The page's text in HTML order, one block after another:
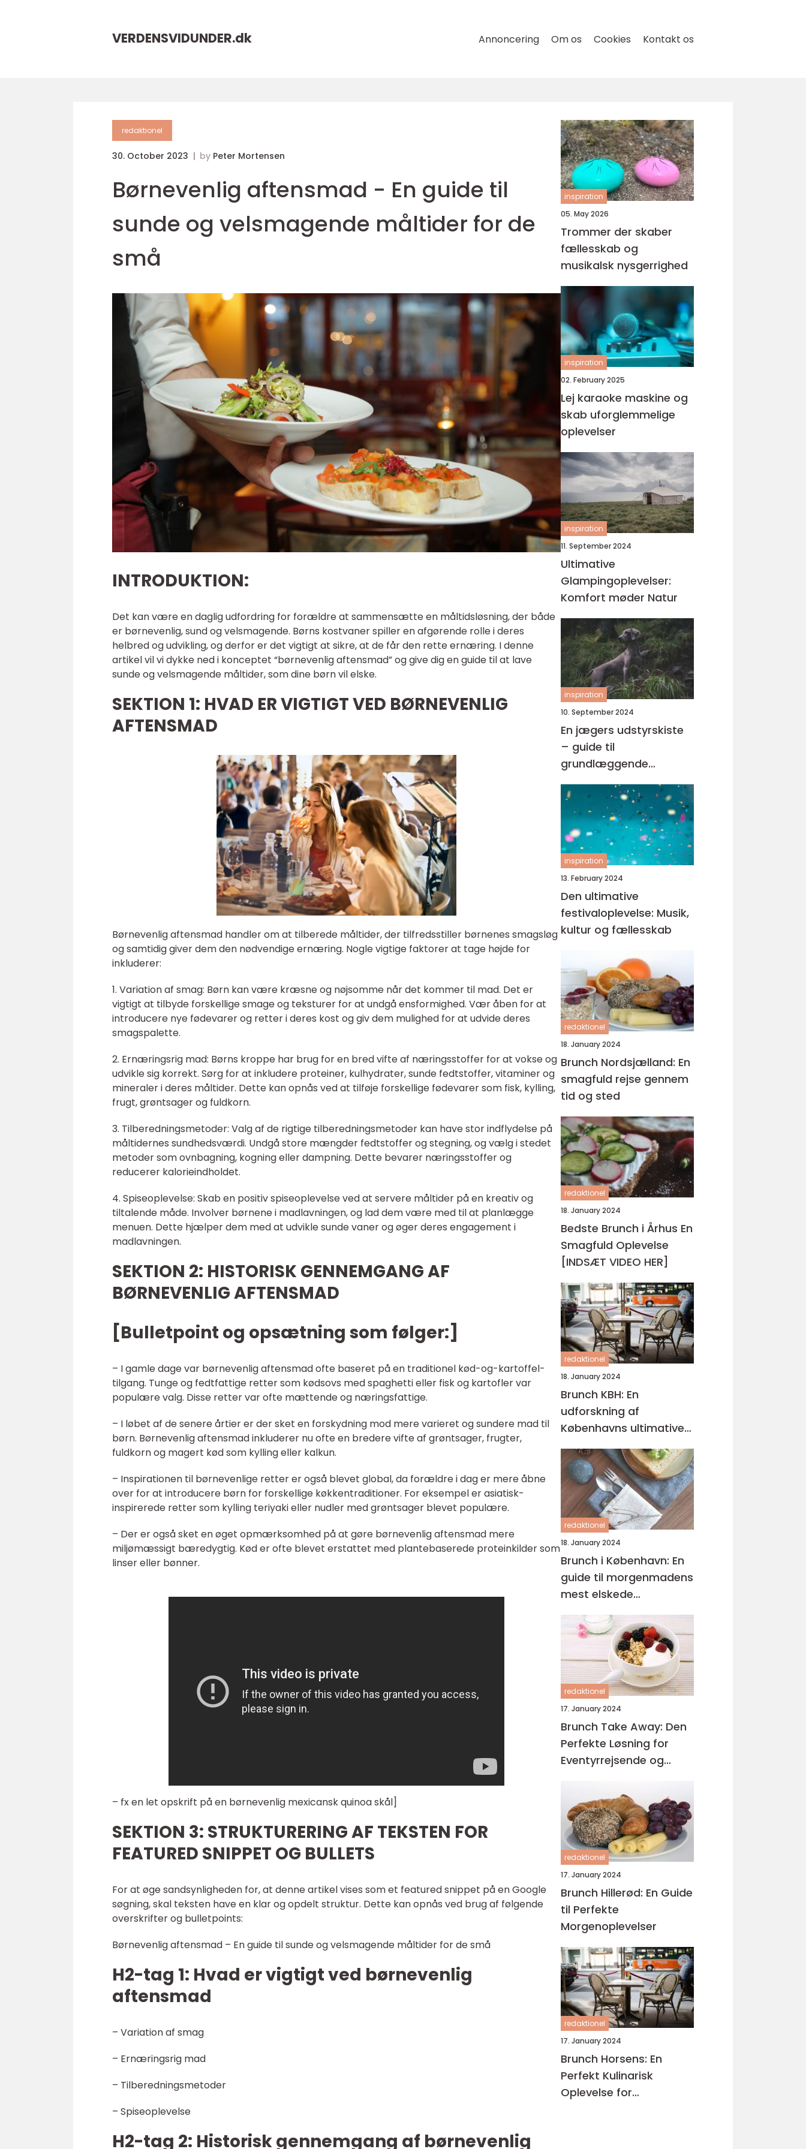
VERDENSVIDUNDER.dk Annoncering Om os Cookies Kontakt os
redaktionel
30. October 2023 by Peter Mortensen
Børnevenlig aftensmad - En guide til
sunde og velsmagende måltider for de
små
INTRODUKTION:
Det kan være en daglig udfordring for forældre at sammensætte en måltidsløsning, der både
er børnevenlig, sund og velsmagende. Børns kostvaner spiller en afgørende rolle i deres
helbred og udvikling, og derfor er det vigtigt at sikre, at de får den rette ernæring. I denne
artikel vil vi dykke ned i konceptet “børnevenlig aftensmad” og give dig en guide til at lave
sunde og velsmagende måltider, som dine børn vil elske.
SEKTION 1: HVAD ER VIGTIGT VED BØRNEVENLIG
AFTENSMAD
Børnevenlig aftensmad handler om at tilberede måltider, der tilfredsstiller børnenes smagsløg
og samtidig giver dem den nødvendige ernæring. Nogle vigtige faktorer at tage højde for
inkluderer:
1. Variation af smag: Børn kan være kræsne og nøjsomme når det kommer til mad. Det er
vigtigt at tilbyde forskellige smage og teksturer for at undgå ensformighed. Vær åben for at
introducere nye fødevarer og retter i deres kost og giv dem mulighed for at udvide deres
smagspalette.
2. Ernæringsrig mad: Børns kroppe har brug for en bred vifte af næringsstoffer for at vokse og
udvikle sig korrekt. Sørg for at inkludere proteiner, kulhydrater, sunde fedtstoffer, vitaminer og
mineraler i deres måltider. Dette kan opnås ved at tilføje forskellige fødevarer som fisk, kylling,
frugt, grøntsager og fuldkorn.
3. Tilberedningsmetoder: Valg af de rigtige tilberedningsmetoder kan have stor indflydelse på
måltidernes sundhedsværdi. Undgå store mængder fedtstoffer og stegning, og vælg i stedet
metoder som ovnbagning, kogning eller dampning. Dette bevarer næringsstoffer og
reducerer kalorieindholdet.
4. Spiseoplevelse: Skab en positiv spiseoplevelse ved at servere måltider på en kreativ og
tiltalende måde. Involver børnene i madlavningen, og lad dem være med til at planlægge
menuen. Dette hjælper dem med at udvikle sunde vaner og øger deres engagement i
madlavningen.
SEKTION 2: HISTORISK GENNEMGANG AF
BØRNEVENLIG AFTENSMAD
[Bulletpoint og opsætning som følger:]
– I gamle dage var børnevenlig aftensmad ofte baseret på en traditionel kød-og-kartoffel-
tilgang. Tunge og fedtfattige retter som kødsovs med spaghetti eller fisk og kartofler var
populære valg. Disse retter var ofte mættende og næringsfattige.
– I løbet af de senere årtier er der sket en forskydning mod mere varieret og sundere mad til
børn. Børnevenlig aftensmad inkluderer nu ofte en bredere vifte af grøntsager, frugter,
fuldkorn og magert kød som kylling eller kalkun.
– Inspirationen til børnevenlige retter er også blevet global, da forældre i dag er mere åbne
over for at introducere børn for forskellige køkkentraditioner. For eksempel er asiatisk-
inspirerede retter som kylling teriyaki eller nudler med grøntsager blevet populære.
– Der er også sket en øget opmærksomhed på at gøre børnevenlig aftensmad mere
miljømæssigt bæredygtig. Kød er ofte blevet erstattet med plantebaserede proteinkilder som
linser eller bønner.
– fx en let opskrift på en børnevenlig mexicansk quinoa skål]
SEKTION 3: STRUKTURERING AF TEKSTEN FOR
FEATURED SNIPPET OG BULLETS
For at øge sandsynligheden for, at denne artikel vises som et featured snippet på en Google
søgning, skal teksten have en klar og opdelt struktur. Dette kan opnås ved brug af følgende
overskrifter og bulletpoints:
Børnevenlig aftensmad – En guide til sunde og velsmagende måltider for de små
H2-tag 1: Hvad er vigtigt ved børnevenlig
aftensmad
– Variation af smag
– Ernæringsrig mad
– Tilberedningsmetoder
– Spiseoplevelse
H2-tag 2: Historisk gennemgang af børnevenlig
inspiration
05. May 2026
Trommer der skaber
fællesskab og
musikalsk nysgerrighed
inspiration
02. February 2025
Lej karaoke maskine og
skab uforglemmelige
oplevelser
inspiration
11. September 2024
Ultimative
Glampingoplevelser:
Komfort møder Natur
inspiration
10. September 2024
En jægers udstyrskiste
– guide til
grundlæggende
jagtudstyr
inspiration
13. February 2024
Den ultimative
festivaloplevelse: Musik,
kultur og fællesskab
redaktionel
18. January 2024
Brunch Nordsjælland: En
smagfuld rejse gennem
tid og sted
redaktionel
18. January 2024
Bedste Brunch i Århus En
Smagfuld Oplevelse
[INDSÆT VIDEO HER]
redaktionel
18. January 2024
Brunch KBH: En
udforskning af
Københavns ultimative
brunchoplevelser
redaktionel
18. January 2024
Brunch i København: En
guide til morgenmadens
mest elskede
kombination
redaktionel
17. January 2024
Brunch Take Away: Den
Perfekte Løsning for
Eventyrrejsende og
redaktionel
17. January 2024
Brunch Hillerød: En Guide
til Perfekte
Morgenoplevelser
redaktionel
17. January 2024
Brunch Horsens: En
Perfekt Kulinarisk
Oplevelse for